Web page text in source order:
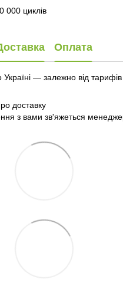
000 циклів
Оплата
— залежно від тарифів
доставку
з вами зв'яжеться